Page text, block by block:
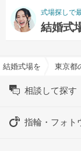
式場探しで
結婚式
結婚式場を探すならハ
東京都
相談して探す
指輪・フォト